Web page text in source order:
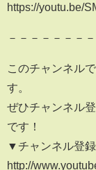
https://youtu.be/
－－－－－－－－
このチャンネル
す。
ぜひチャンネル
です！
▼チャンネル登録
http://